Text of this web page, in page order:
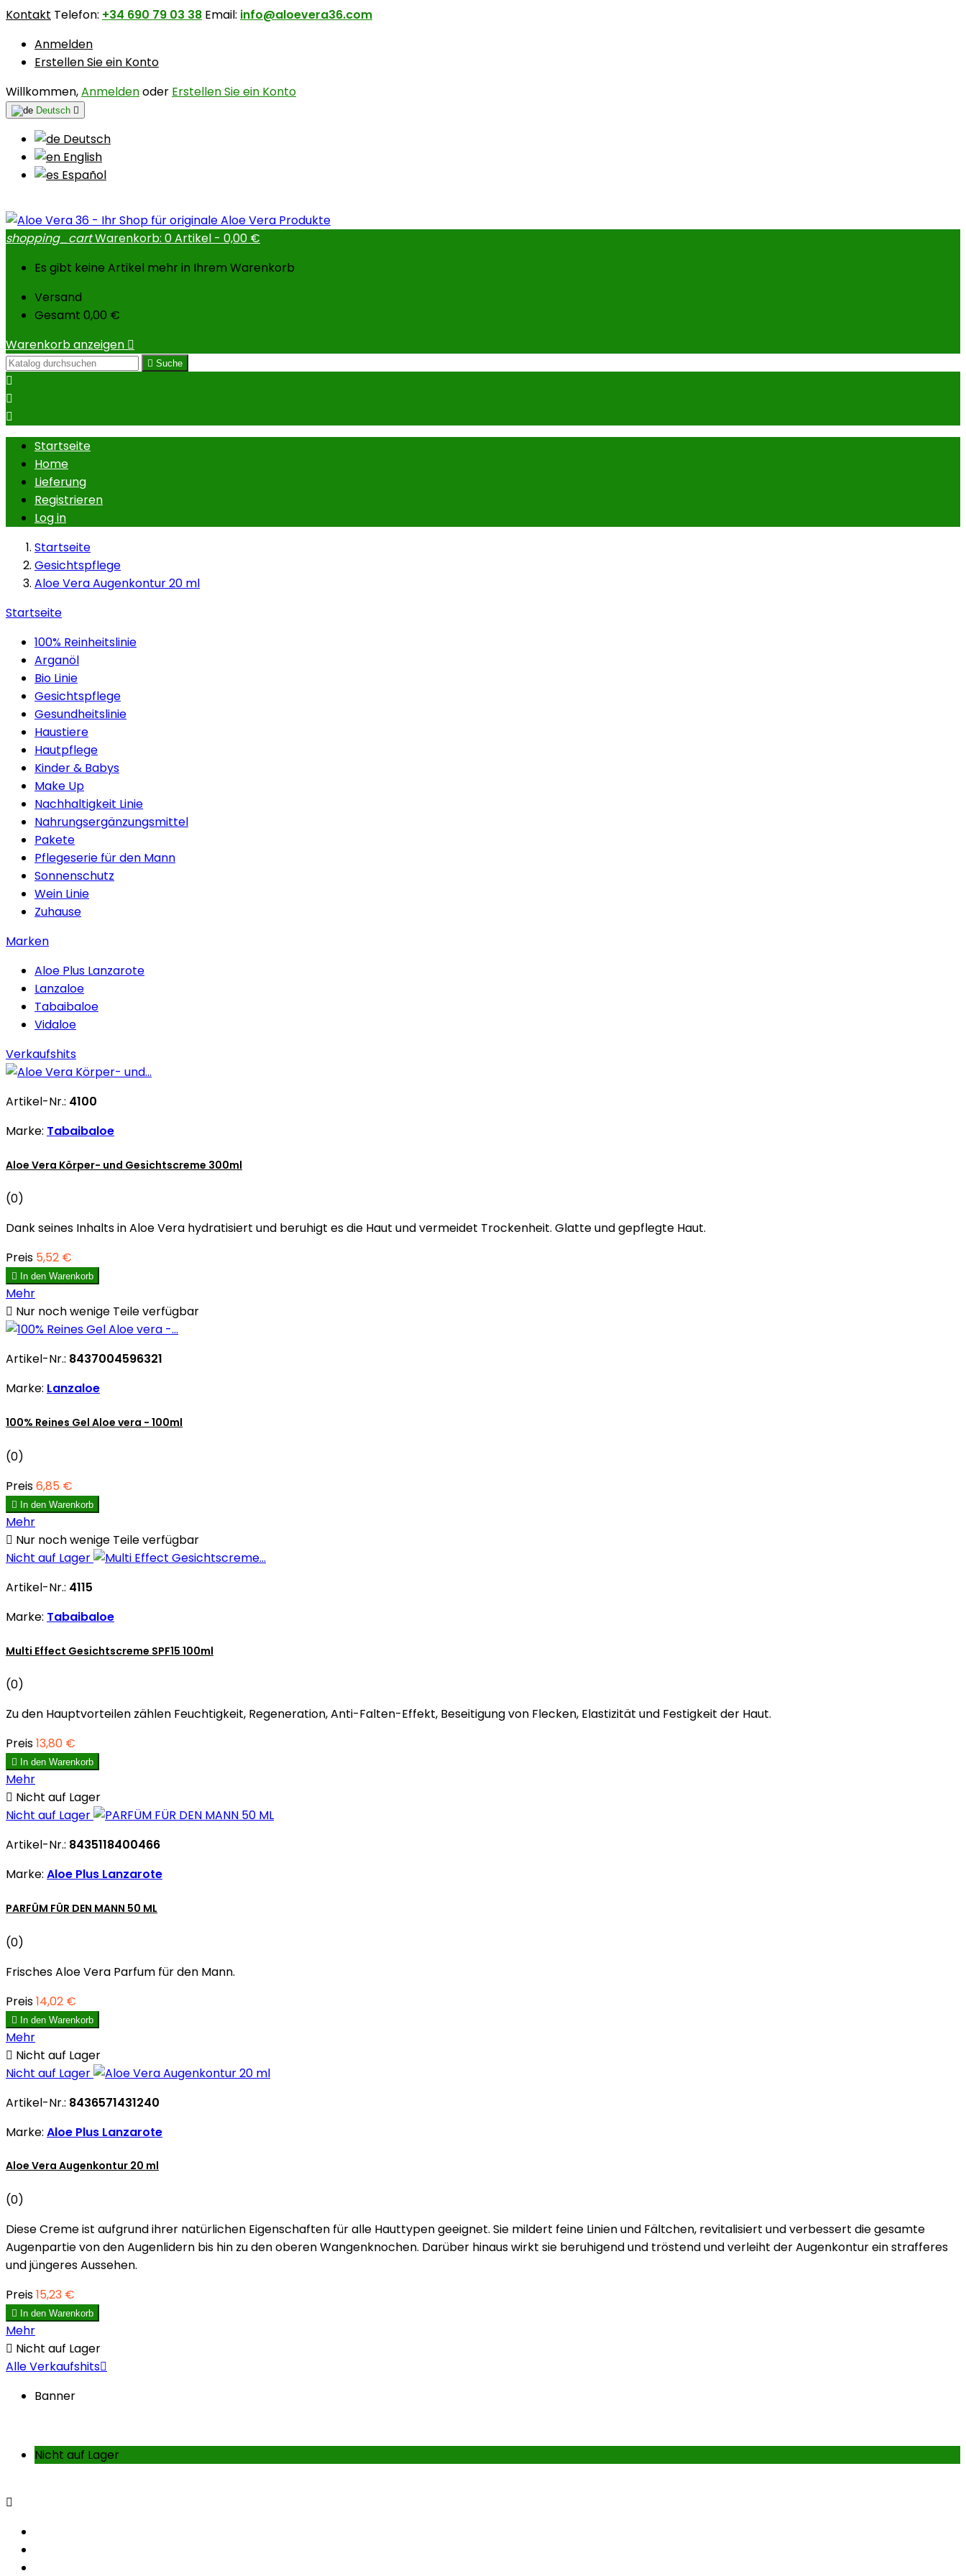
Kontakt Telefon: +34 690 79 03 38 Email: info@aloevera36.com
Anmelden
Erstellen Sie ein Konto
Willkommen,Anmeldenoder Erstellen Sie ein Konto
Deutsch 
Deutsch
English
Español
shopping_cartWarenkorb: 0Artikel - 0,00 €
Es gibt keine Artikel mehr in Ihrem Warenkorb
Versand
Gesamt 0,00 €
Warenkorb anzeigen 
 Suche



Startseite
Home
Lieferung
Registrieren
Log in
Startseite
Gesichtspflege
Aloe Vera Augenkontur 20 ml
Startseite
100% Reinheitslinie
Arganöl
Bio Linie
Gesichtspflege
Gesundheitslinie
Haustiere
Hautpflege
Kinder & Babys
Make Up
Nachhaltigkeit Linie
Nahrungsergänzungsmittel
Pakete
Pflegeserie für den Mann
Sonnenschutz
Wein Linie
Zuhause
Marken
Aloe Plus Lanzarote
Lanzaloe
Tabaibaloe
Vidaloe
Verkaufshits
Artikel-Nr.: 4100
Marke: Tabaibaloe
Aloe Vera Körper- und Gesichtscreme 300ml
(0)
Dank seines Inhalts in Aloe Vera hydratisiert und beruhigt es die Haut und vermeidet Trockenheit. Glatte und gepflegte Haut.
Preis 5,52 €
 In den Warenkorb
Mehr
 Nur noch wenige Teile verfügbar
Artikel-Nr.: 8437004596321
Marke: Lanzaloe
100% Reines Gel Aloe vera - 100ml
(0)
Preis6,85 €
 In den Warenkorb
Mehr
 Nur noch wenige Teile verfügbar
Nicht auf Lager
Artikel-Nr.: 4115
Marke: Tabaibaloe
Multi Effect Gesichtscreme SPF15 100ml
(0)
Zu den Hauptvorteilen zählen Feuchtigkeit, Regeneration, Anti-Falten-Effekt, Beseitigung von Flecken, Elastizität und Festigkeit der Haut.
Preis13,80 €
 In den Warenkorb
Mehr
 Nicht auf Lager
Nicht auf Lager
Artikel-Nr.: 8435118400466
Marke: Aloe Plus Lanzarote
PARFÜM FÜR DEN MANN 50 ML
(0)
Frisches Aloe Vera Parfum für den Mann.
Preis14,02 €
 In den Warenkorb
Mehr
 Nicht auf Lager
Nicht auf Lager
Artikel-Nr.: 8436571431240
Marke: Aloe Plus Lanzarote
Aloe Vera Augenkontur 20 ml
(0)
Diese Creme ist aufgrund ihrer natürlichen Eigenschaften für alle Hauttypen geeignet. Sie mildert feine Linien und Fältchen, revitalisiert und verbessert die gesamte
Augenpartie von den Augenlidern bis hin zu den oberen Wangenknochen. Darüber hinaus wirkt sie beruhigend und tröstend und verleiht der Augenkontur ein strafferes
und jüngeres Aussehen.
Preis15,23 €
 In den Warenkorb
Mehr
 Nicht auf Lager
Alle Verkaufshits
Banner
Nicht auf Lager
